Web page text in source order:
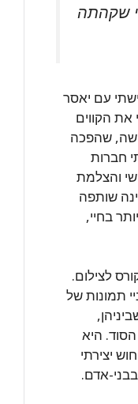
שקהתה
עם יאסר
את הקווים
שהפכה
חברות
והצלמת
שותפה
בחיי,
לצילום.
תמונות של
היא
יצירתי
אדם.